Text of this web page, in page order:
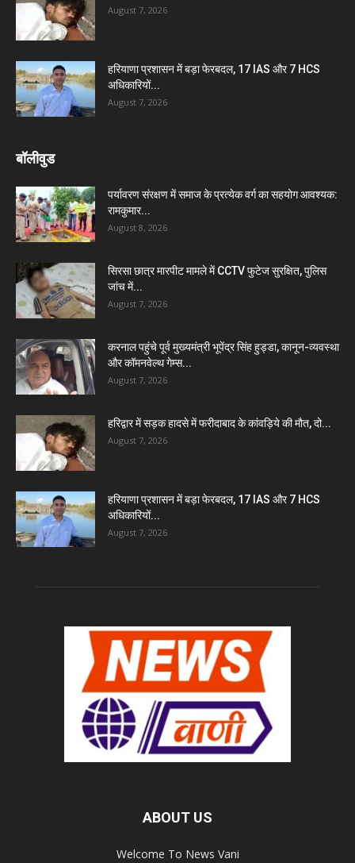
August 7, 2026
हरियाणा प्रशासन में बड़ा फेरबदल, 17 IAS और 7 HCS
अधिकारियों...
August 7, 2026
बॉलीवुड
पर्यावरण संरक्षण में समाज के प्रत्येक वर्ग का सहयोग आवश्यक:
रामकुमार...
August 8, 2026
सिरसा छात्र मारपीट मामले में CCTV फुटेज सुरक्षित, पुलिस
जांच में...
August 7, 2026
करनाल पहुंचे पूर्व मुख्यमंत्री भूपेंद्र सिंह हुड्डा, कानून-व्यवस्था
और कॉमनवेल्थ गेम्स...
August 7, 2026
हरिद्वार में सड़क हादसे में फरीदाबाद के कांवड़िये की मौत, दो...
August 7, 2026
हरियाणा प्रशासन में बड़ा फेरबदल, 17 IAS और 7 HCS
अधिकारियों...
August 7, 2026
ABOUT US
Welcome To News Vani